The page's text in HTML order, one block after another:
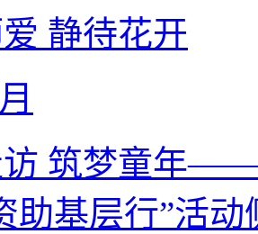
静待花开
访 筑梦童年
助基层行”活动